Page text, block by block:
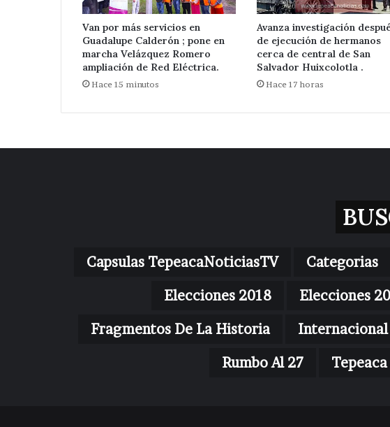
Van por más servicios en
Guadalupe Calderón ; pone en
marcha Velázquez Romero
ampliación de Red Eléctrica.
Hace 15 minutos
Avanza investigación
de ejecución de hermanos
cerca de central de San
Salvador Huixcolotla .
Hace 17 horas
Capsulas TepeacaNoticiasTV Categorias
Elecciones 2018
Elecciones
Fragmentos De La Historia
Internacional
Rumbo Al 27